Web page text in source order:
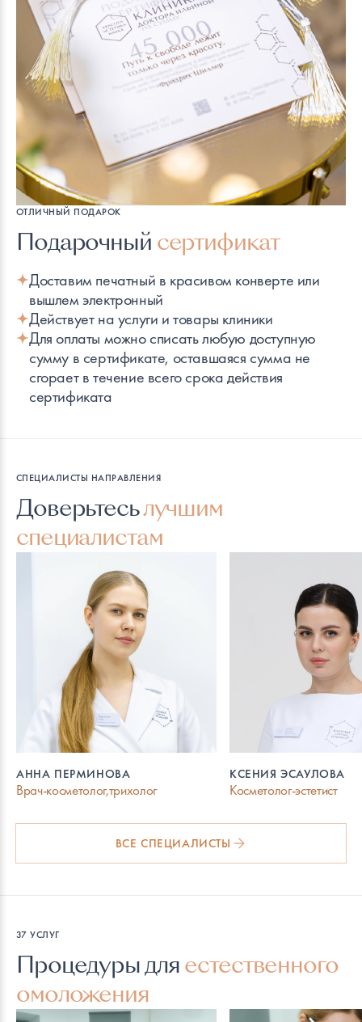
ОТЛИЧНЫЙ ПОДАРОК
Подарочныйсертификат
Доставим печатный в красивом конверте или
вышлем электронный
Действует на услуги и товары клиники
Для оплаты можно списать любую доступную
сумму в сертификате, оставшаяся сумма не
сгорает в течение всего срока действия
сертификата
АННА ПЕРМИНОВА
Врач-косметолог,трихолог
КСЕНИЯ ЭСАУЛОВА
Косметолог-эстетист
ВСЕ СПЕЦИАЛИСТЫ
СПЕЦИАЛИСТЫ НАПРАВЛЕНИЯ
Доверьтесьлучшим
специалистам
37 УСЛУГ
Процедуры дляестественного
омоложения